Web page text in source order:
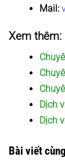
Mail:
Xem thêm:
Dịch
Dịch
Bài viết